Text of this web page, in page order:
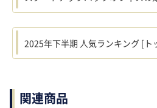
2025年下半期 人気ランキング [ト
関連商品